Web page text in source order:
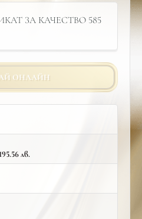
ЗА КАЧЕСТВО 585
ОНЛАЙН
лв.